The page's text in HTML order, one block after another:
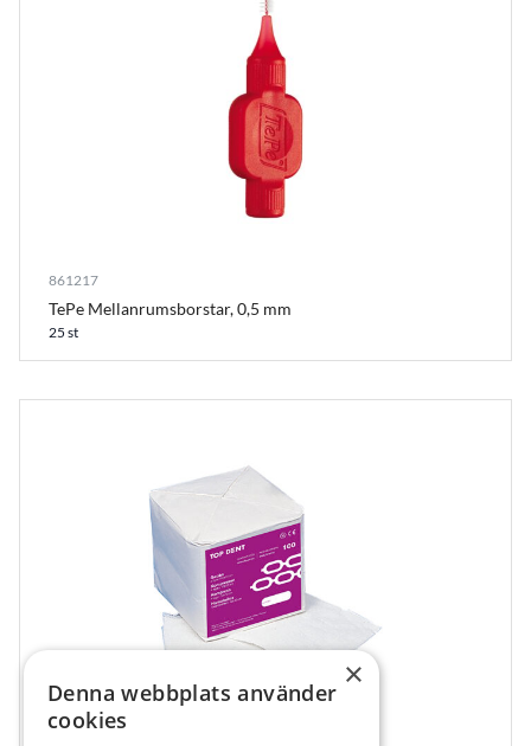
861217
TePe Mellanrumsborstar, 0,5 mm
25 st
×
Denna webbplats använder
cookies